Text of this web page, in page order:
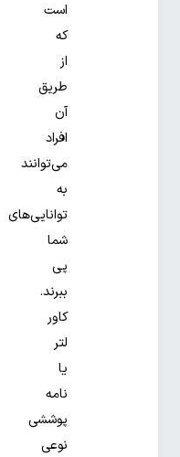
است
که
از
طریق
آن
افراد
می‌توانند
به
توانایی‌های
شما
پی
ببرند.
کاور
لتر
یا
نامه
پوششی
نوعی